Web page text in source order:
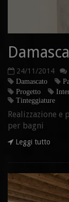
24/11/2014
Damascato
Progetto
Tinteggiature
Realizzazione
per bagni
Leggi tutto